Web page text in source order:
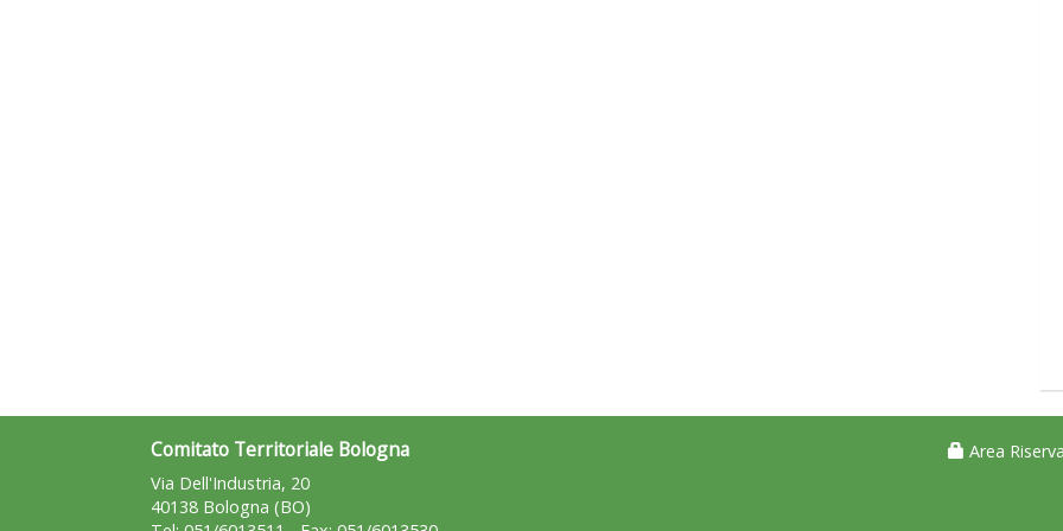
Comitato Territoriale Bologna
Via Dell'Industria, 20
40138 Bologna (BO)
Area